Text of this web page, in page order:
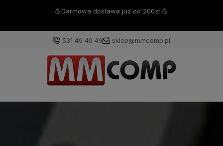
💪Darmowa dostawa już od 200zł 💪
531 49 49 49 sklep@mmcomp.pl